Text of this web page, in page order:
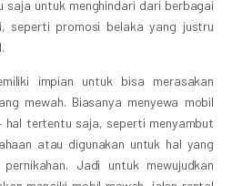
saja untuk menghindari dari berbagai
seperti promosi belaka yang justru
impian untuk bisa merasakan
mewah. Biasanya menyewa mobil
hal tertentu saja, seperti menyambut
atau digunakan untuk hal yang
Jadi untuk mewujudkan